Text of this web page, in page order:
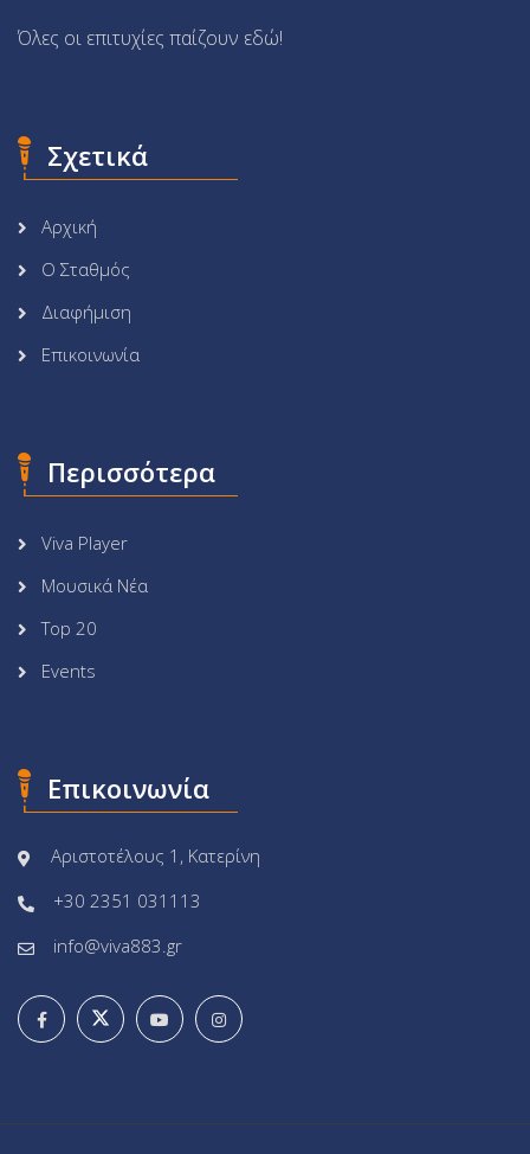
Όλες οι επιτυχίες παίζουν εδώ!
Σχετικά
Αρχική
Ο Σταθμός
Διαφήμιση
Επικοινωνία
Περισσότερα
Viva Player
Μουσικά Νέα
Top 20
Events
Επικοινωνία
Αριστοτέλους 1, Κατερίνη
+30 2351 031113
info@viva883.gr